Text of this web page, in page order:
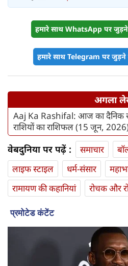
हमारे साथ WhatsApp पर
हमारे साथ Telegram पर
अगला
Aaj Ka Rashifal: आज का दैनिक
राशियों का राशिफल (15 जून,
वेबदुनिया पर पढ़ें : समाचार
लाइफ स्‍टाइल
धर्म-संसार
रामायण की कहानियां
रोचक और